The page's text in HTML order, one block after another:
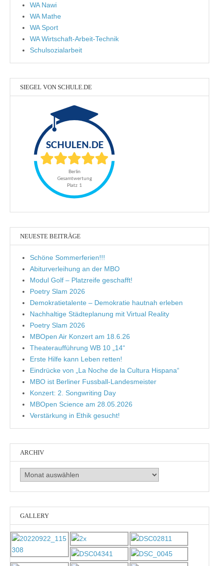
WA Nawi
WA Mathe
WA Sport
WA Wirtschaft-Arbeit-Technik
Schulsozialarbeit
SIEGEL VON SCHULE.DE
NEUESTE BEITRÄGE
Schöne Sommerferien!!!
Abiturverleihung an der MBO
Modul Golf – Platzreife geschafft!
Poetry Slam 2026
Demokratietalente – Demokratie hautnah erleben
Nachhaltige Städteplanung mit Virtual Reality
Poetry Slam 2026
MBOpen Air Konzert am 18.6.26
Theateraufführung WB 10 „14“
Erste Hilfe kann Leben retten!
Eindrücke von „La Noche de la Cultura Hispana“
MBO ist Berliner Fussball-Landesmeister
Konzert: 2. Songwriting Day
MBOpen Science am 28.05.2026
Verstärkung in Ethik gesucht!
ARCHIV
Archiv
GALLERY